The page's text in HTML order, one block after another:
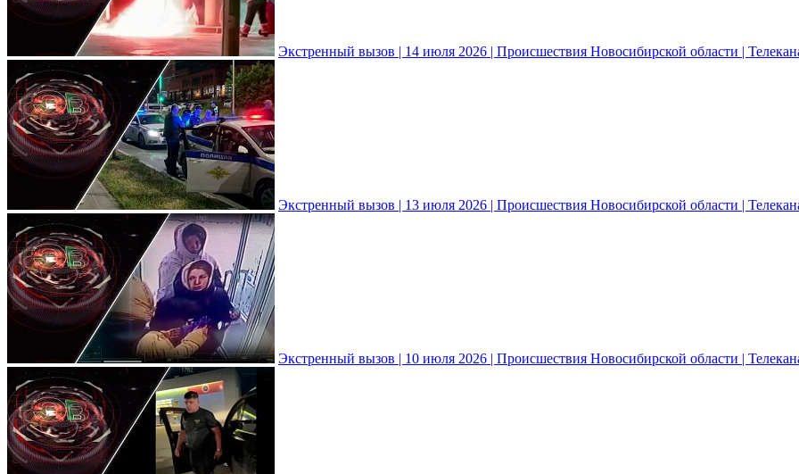
Экстренный вызов | 14 июля 2026 | Происшествия Новосибирской области |
Экстренный вызов | 13 июля 2026 | Происшествия Новосибирской области |
Экстренный вызов | 10 июля 2026 | Происшествия Новосибирской области |